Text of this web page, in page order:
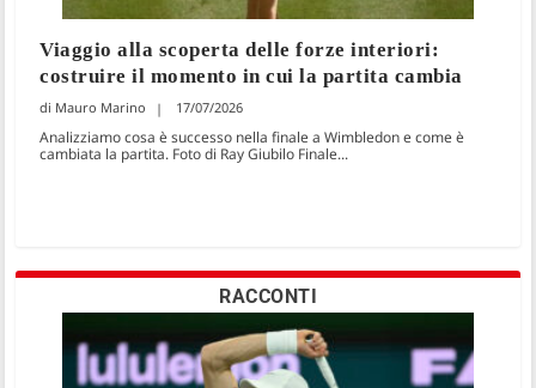
Viaggio alla scoperta delle forze interiori:
costruire il momento in cui la partita cambia
Mauro Marino 17/07/2026
Analizziamo cosa è successo nella finale a Wimbledon e come è
cambiata la partita. Foto di Ray Giubilo Finale...
RACCONTI